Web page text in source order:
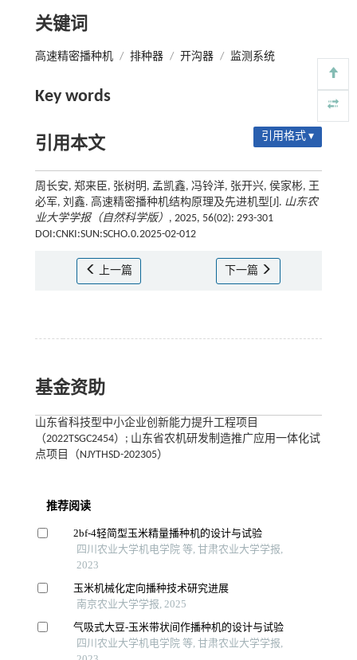
关键词
高速精密播种机 / 排种器 / 开沟器 / 监测系统
Key words
引用本文 引用格式 ▾
周长安, 郑来臣, 张树明, 孟凯鑫, 冯铃洋, 张开兴, 侯家彬, 王
必军, 刘鑫. 高速精密播种机结构原理及先进机型[J]. 山东农
业大学学报（自然科学版） , 2025, 56(02): 293-301
DOI:CNKI:SUN:SCHO.0.2025-02-012
上一篇 下一篇
基金资助
山东省科技型中小企业创新能力提升工程项目
（2022TSGC2454）; 山东省农机研发制造推广应用一体化试
点项目（NJYTHSD-202305）